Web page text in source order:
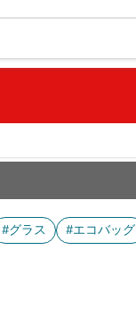
#グラス #エコバッグ